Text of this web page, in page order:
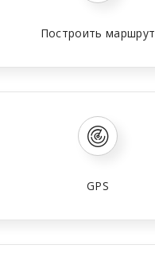
Построить маршрут
GPS